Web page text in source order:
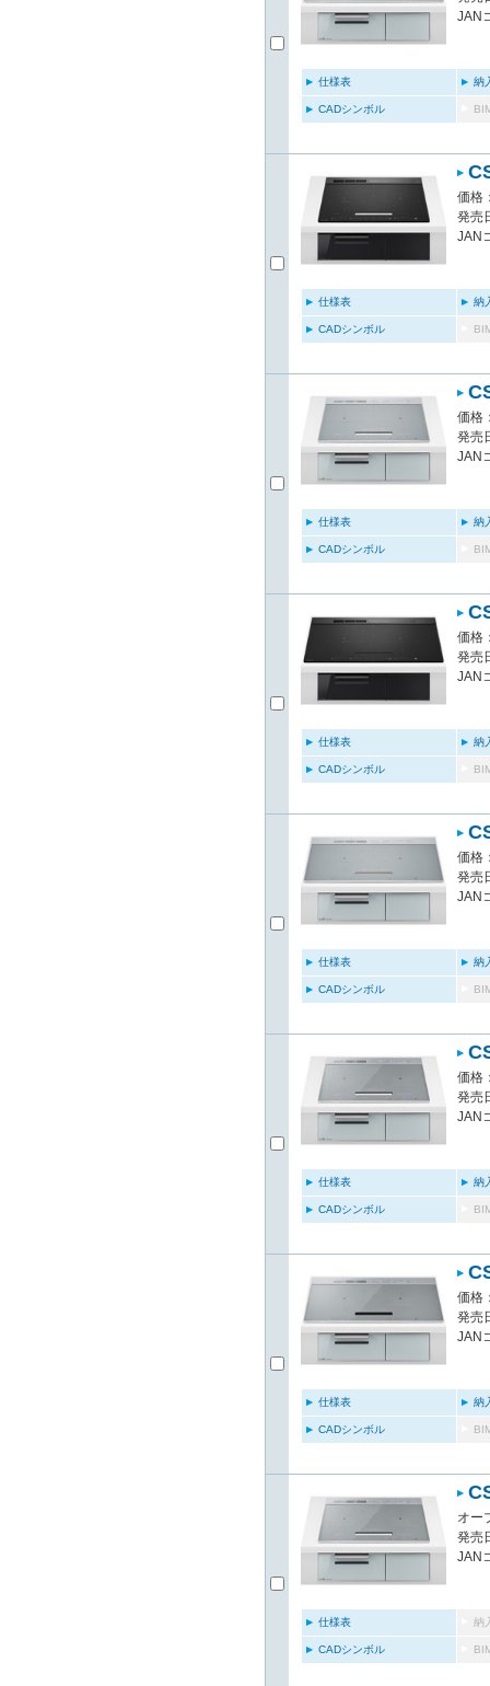
JAN
仕様表 納
CADシンボル
価格
発売
JAN
仕様表 納
CADシンボル
価格
発売
JAN
仕様表 納
CADシンボル
価格
発売
JAN
仕様表 納
CADシンボル
価格
発売
JAN
仕様表 納
CADシンボル
価格
発売
JAN
仕様表 納
CADシンボル
価格
発売
JAN
仕様表 納
CADシンボル
オー
発売
JAN
仕様表 納
CADシンボル